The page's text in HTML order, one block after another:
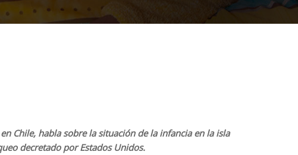
Chile, habla sobre la situación de la infancia en la isla
decretado por Estados Unidos.